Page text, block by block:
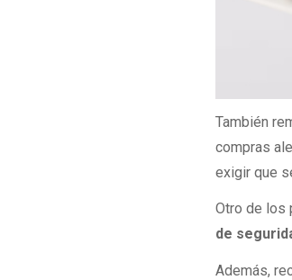
También
compras
exigir que
Otro de los
de
Además,